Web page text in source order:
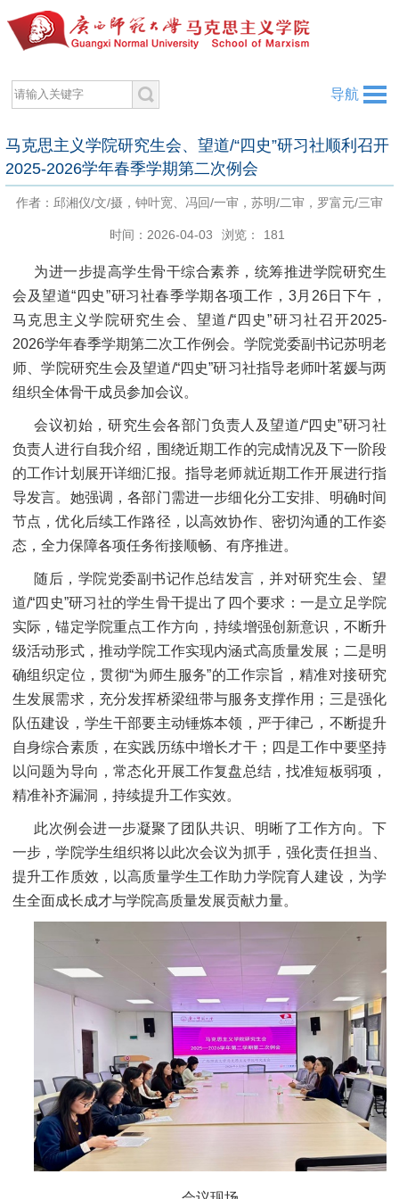
导航
马克思主义学院研究生会、望道/“四史”研习社顺利召开
2025-2026学年春季学期第二次例会
作者：邱湘仪/文/摄，钟叶宽、冯回/一审，苏明/二审，罗富元/三审
时间：2026-04-03 浏览： 181
为进一步提高学生骨干综合素养，统筹推进学院研究生
会及望道“四史”研习社春季学期各项工作，3月26日下午，
马克思主义学院研究生会、望道/“四史”研习社召开2025-
2026学年春季学期第二次工作例会。学院党委副书记苏明老
师、学院研究生会及望道/“四史”研习社指导老师叶茗媛与两
组织全体骨干成员参加会议。
会议初始，研究生会各部门负责人及望道/“四史”研习社
负责人进行自我介绍，围绕近期工作的完成情况及下一阶段
的工作计划展开详细汇报。指导老师就近期工作开展进行指
导发言。她强调，各部门需进一步细化分工安排、明确时间
节点，优化后续工作路径，以高效协作、密切沟通的工作姿
态，全力保障各项任务衔接顺畅、有序推进。
随后，学院党委副书记作总结发言，并对研究生会、望
道/“四史”研习社的学生骨干提出了四个要求：一是立足学院
实际，锚定学院重点工作方向，持续增强创新意识，不断升
级活动形式，推动学院工作实现内涵式高质量发展；二是明
确组织定位，贯彻“为师生服务”的工作宗旨，精准对接研究
生发展需求，充分发挥桥梁纽带与服务支撑作用；三是强化
队伍建设，学生干部要主动锤炼本领，严于律己，不断提升
自身综合素质，在实践历练中增长才干；四是工作中要坚持
以问题为导向，常态化开展工作复盘总结，找准短板弱项，
精准补齐漏洞，持续提升工作实效。
此次例会进一步凝聚了团队共识、明晰了工作方向。下
一步，学院学生组织将以此次会议为抓手，强化责任担当、
提升工作质效，以高质量学生工作助力学院育人建设，为学
生全面成长成才与学院高质量发展贡献力量。